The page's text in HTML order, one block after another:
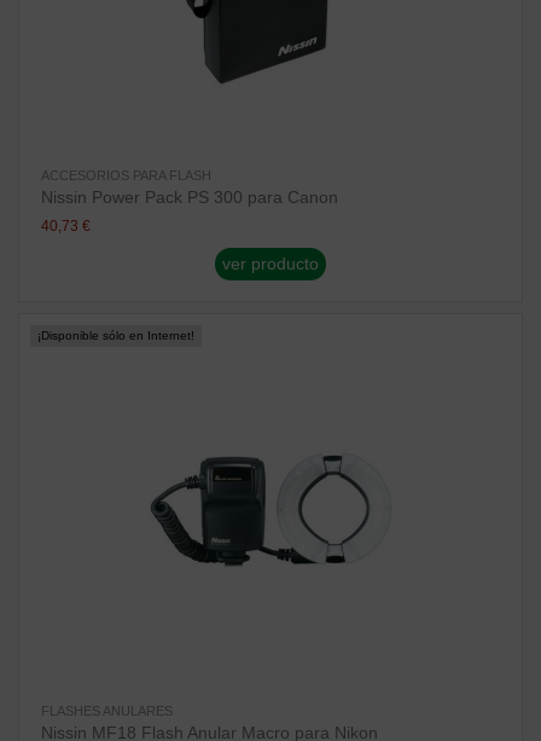
ACCESORIOS PARA FLASH
Nissin Power Pack PS 300 para Canon
40,73 €
ver producto
¡Disponible sólo en Internet!
FLASHES ANULARES
Nissin MF18 Flash Anular Macro para Nikon